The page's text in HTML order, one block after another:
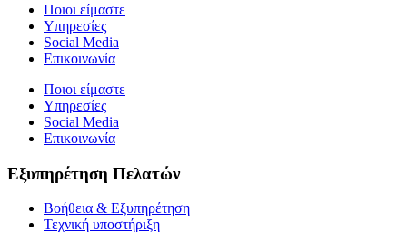
Ποιοι είμαστε
Υπηρεσίες
Social Media
Επικοινωνία
Ποιοι είμαστε
Υπηρεσίες
Social Media
Επικοινωνία
Εξυπηρέτηση Πελατών
Βοήθεια & Εξυπηρέτηση
Τεχνική υποστήριξη